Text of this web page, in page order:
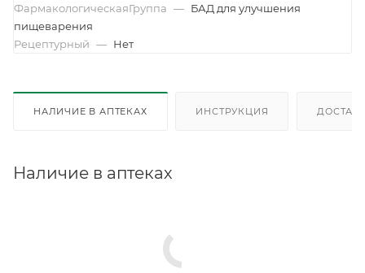
ФармакологическаяГруппа — БАД для улучшения
пищеварения
Рецептурный — Нет
НАЛИЧИЕ В АПТЕКАХ ИНСТРУКЦИЯ
Наличие в аптеках